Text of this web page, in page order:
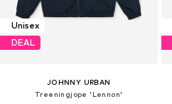
Unisex
DEAL
JOHNNY URBAN
Treeningjope 'Lennon'